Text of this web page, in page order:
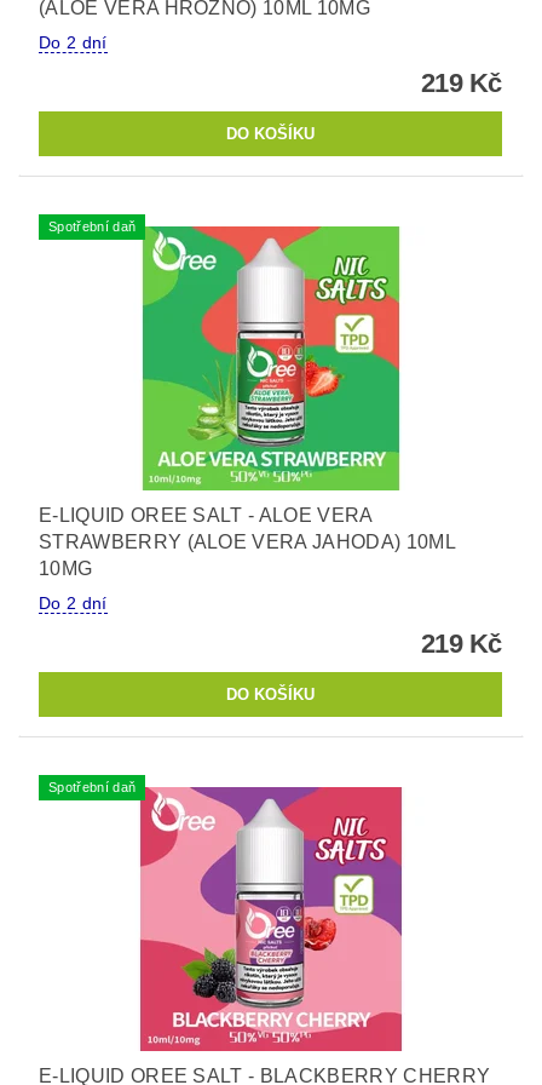
(ALOE VERA HROZNO) 10ML 10MG
Do 2 dní
219 Kč
Spotřební daň
E-LIQUID OREE SALT - ALOE VERA
STRAWBERRY (ALOE VERA JAHODA) 10ML
10MG
Do 2 dní
219 Kč
Spotřební daň
E-LIQUID OREE SALT - BLACKBERRY CHERRY